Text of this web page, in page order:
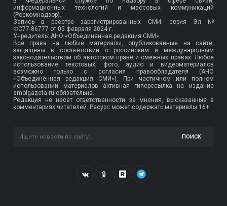
информационных технологий и массовых коммуникаций
(Роскомнадзор).
Запись в реестре зарегистрированных СМИ: серия Эл №
ФС77-86777 от 05 февраля 2024 г.
Учредитель: АНО «Объединенная редакция СМИ».
Все права на любые материалы, опубликованные на сайте,
защищены в соответствии с российским и международным
законодательством об авторском праве и смежных правах. Любое
использование текстовых, фото, аудио и видеоматериалов
возможно только с согласия правообладателя (АНО
«Объединённая редакция СМИ»). При частичном или полном
использовании материалов активная гиперссылка на издание
smolgazeta.ru обязательна.
Редакция не несет ответственности за мнения, высказанные в
комментариях читателей. Ресурс может содержать материалы 16+.
ПОИСК